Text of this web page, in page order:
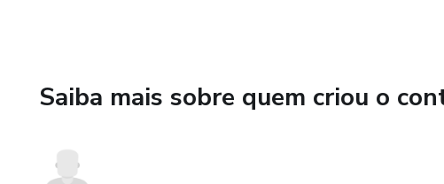
Saiba mais sobre quem criou o